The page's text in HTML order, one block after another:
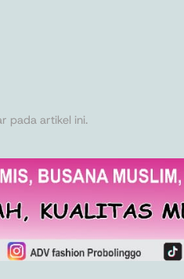
pada artikel ini.